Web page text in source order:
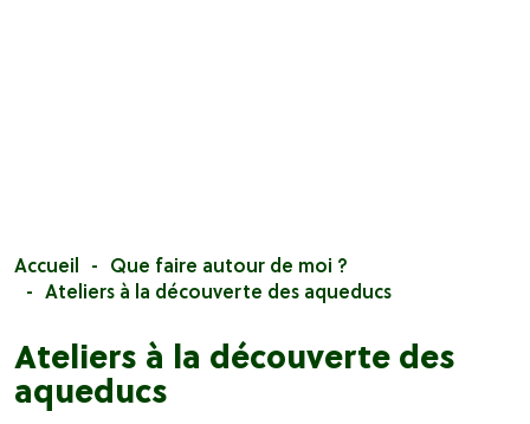
Accueil
Que faire autour de moi ?
Ateliers à la découverte des aqueducs
Ateliers à la découverte des
aqueducs